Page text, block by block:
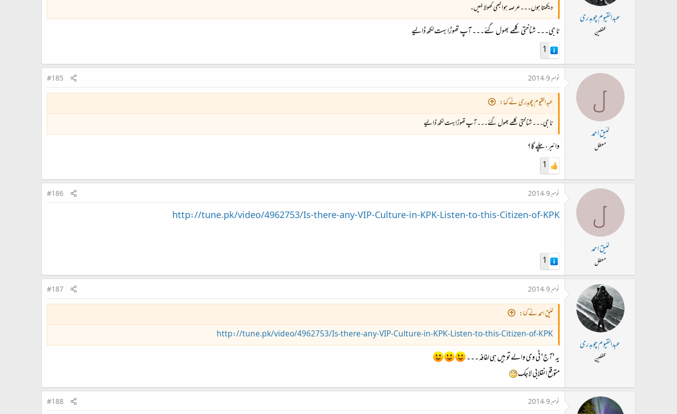
عبدالقیوم چوہدری
محفلین
دیکھتا ہوں۔۔۔عرصہ ہوا کبھی کھولا نہیں۔
نا جی۔۔۔ شناختی کلمے بھول گئے۔۔۔ آپ تھوڑا بہت لکھ ڈالیے
1
ل
لئیق احمد
معطل
نومبر 9، 2014 #185
عبدالقیوم چوہدری نے کہا:
نا جی۔۔۔ شناختی کلمے بھول گئے۔۔۔ آپ تھوڑا بہت لکھ ڈالیے
وائبر، چلے گا؟
1
ل
لئیق احمد
معطل
نومبر 9، 2014 #186
http://tune.pk/video/4962753/Is-there-any-VIP-Culture-in-KPK-Listen-to-this-Citizen-of-KPK
1
عبدالقیوم چوہدری
محفلین
نومبر 9، 2014 #187
لئیق احمد نے کہا:
http://tune.pk/video/4962753/Is-there-any-VIP-Culture-in-KPK-Listen-to-this-Citizen-of-KPK
یہ 'آج' ٹی وی والے تو ہیں ہی لفافہ ۔۔۔
متوقع انقلابی لاجک
نومبر 9، 2014 #188